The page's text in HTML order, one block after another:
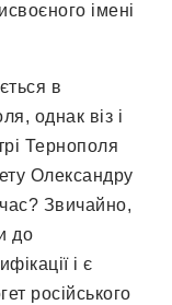
імені
в
однак віз і
Тернополя
Олександру
Звичайно,
до
і є
російського